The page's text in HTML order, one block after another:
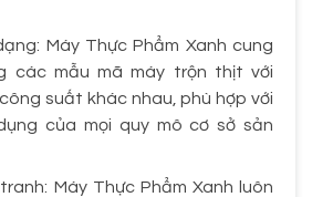
Máy Thực Phẩm Xanh cung
các mẫu mã máy trộn thịt với
suất khác nhau, phù hợp với
của mọi quy mô cơ sở sản
Máy Thực Phẩm Xanh luôn